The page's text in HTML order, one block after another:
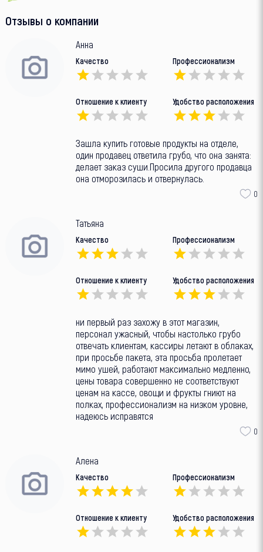
Отзывы о компании
Анна
Качество Профессионализм
Отношение к клиенту Удобство расположения
Зашла купить готовые продукты на отделе,
один продавец ответила грубо, что она занята:
делает заказ суши.Просила другого продавца
она отморозилась и отвернулась.
0
Татьяна
Качество Профессионализм
Отношение к клиенту Удобство расположения
ни первый раз захожу в этот магазин,
персонал ужасный, чтобы настолько грубо
отвечать клиентам, кассиры летают в облаках,
при просьбе пакета, эта просьба пролетает
мимо ушей, работают максимально медленно,
цены товара совершенно не соответствуют
ценам на кассе, овощи и фрукты гниют на
полках, профессионализм на низком уровне,
надеюсь исправятся
0
Алена
Качество Профессионализм
Отношение к клиенту Удобство расположения